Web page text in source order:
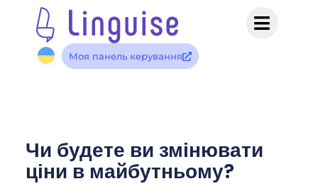
Моя панель керування
Чи будете ви змінювати
ціни в майбутньому?